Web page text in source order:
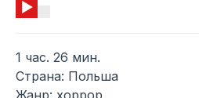
1 час. 26 мин.
Страна: Польша
Жанр: хоррор